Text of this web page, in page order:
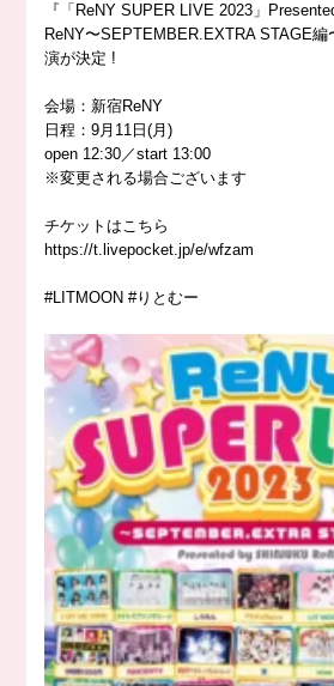
『「ReNY SUPER LIVE 2023」
ReNY〜SEPTEMBER.EXTRA STAGE編
演が決定 !
会場：新宿ReNY
日程：9月11日(月)
open 12:30／start 13:00
※変更される場合ございます
チケットはこちら
https://t.livepocket.jp/e/wfzam
#LITMOON #りとむー